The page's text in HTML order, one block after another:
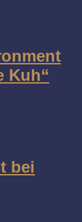
Kuh“
bei